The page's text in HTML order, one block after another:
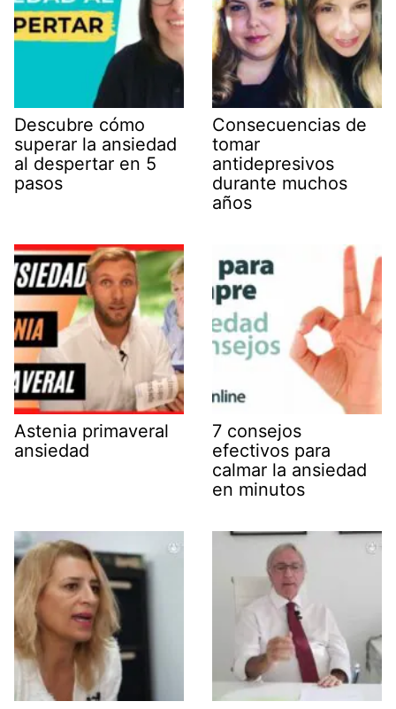
Descubre cómo
superar la ansiedad
al despertar en 5
pasos
Consecuencias de
tomar
antidepresivos
durante muchos
años
Astenia primaveral
ansiedad
7 consejos
efectivos para
calmar la ansiedad
en minutos